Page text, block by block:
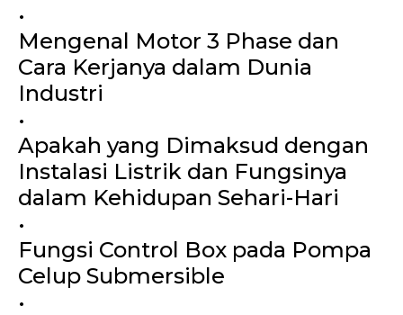
•
Mengenal Motor 3 Phase dan
Cara Kerjanya dalam Dunia
Industri
•
Apakah yang Dimaksud dengan
Instalasi Listrik dan Fungsinya
dalam Kehidupan Sehari-Hari
•
Fungsi Control Box pada Pompa
Celup Submersible
•